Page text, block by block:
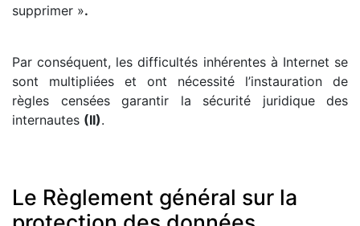
supprimer ».
Par conséquent, les difficultés inhérentes à Internet se
sont multipliées et ont nécessité l’instauration de
règles censées garantir la sécurité juridique des
internautes (II).
Le Règlement général sur la